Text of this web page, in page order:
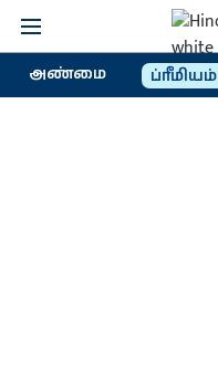
அண்மை ப்ரீமியம்